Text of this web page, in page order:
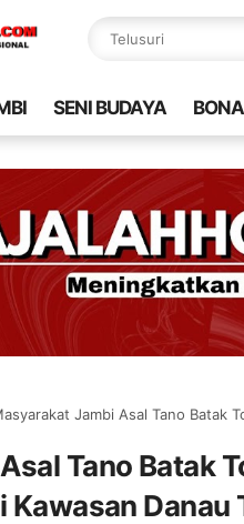
SENI BUDAYA
Jambi Asal Tano Batak
Tano Batak
Danau